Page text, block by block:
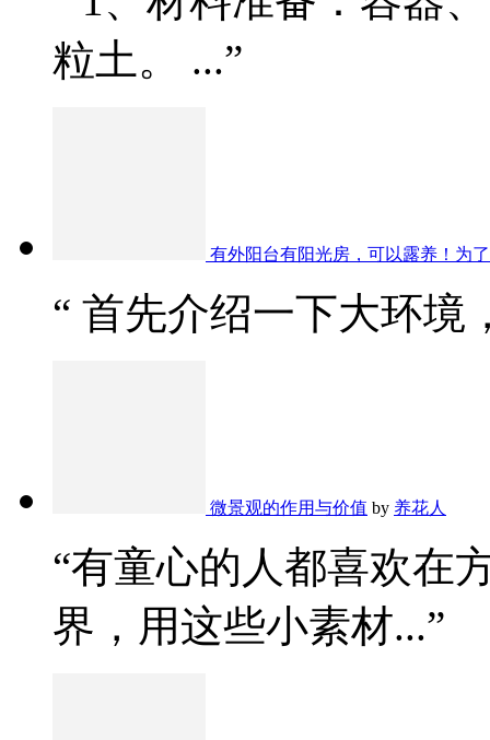
粒土。 ...”
有外阳台有阳光房，可以露养！为
“ 首先介绍一下大环境
微景观的作用与价值 by 养花人
“有童心的人都喜欢在
界，用这些小素材...”